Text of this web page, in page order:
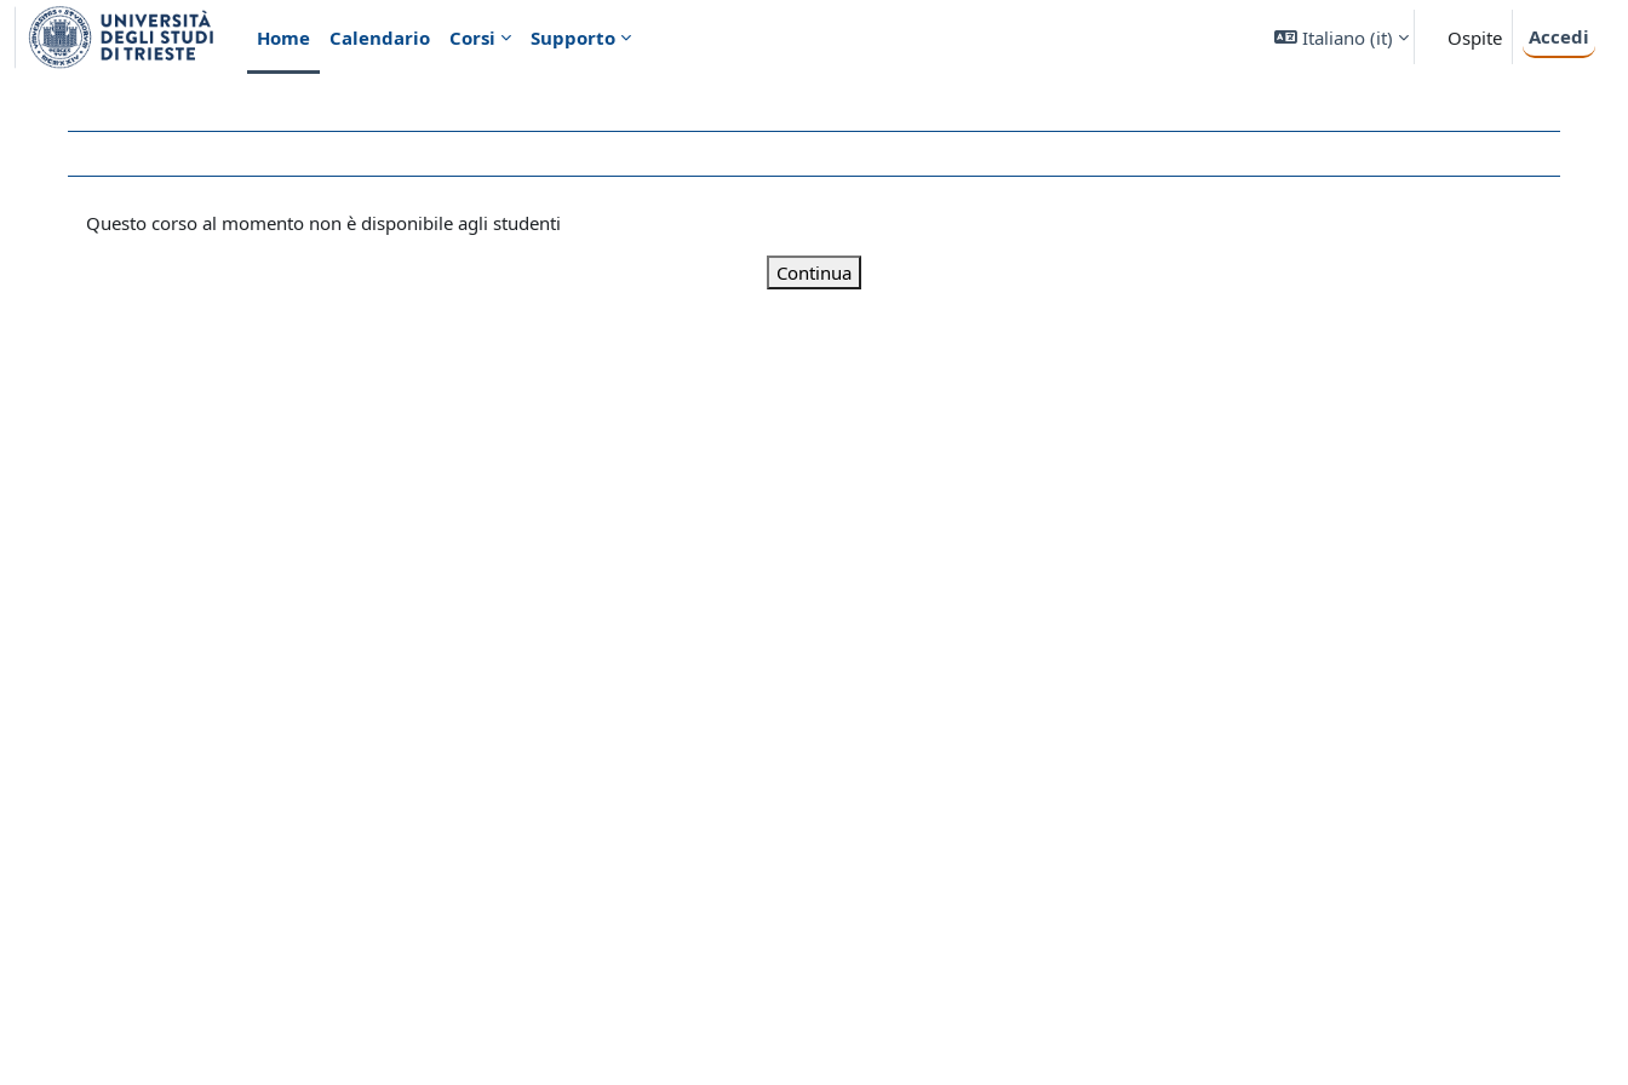
Vai al contenuto principale
Home
Calendario Corsi Supporto Italiano ‎(it)‎ Ospite Accedi
Questo corso al momento non è disponibile agli studenti
Continua